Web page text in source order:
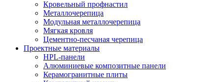
Кровельный профнастил
Металлочерепица
Модульная металлочерепица
Мягкая кровля
Цементно-песчаная черепица
Проектные материалы
HPL-панели
Алюминиевые композитные панели
Керамогранитные плиты